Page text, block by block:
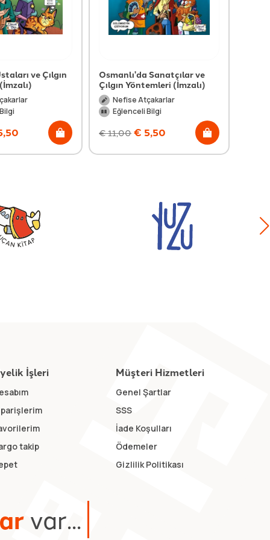
ve Çılgın
Osmanlı'da Sanatçılar ve
Çılgın Yöntemleri (İmzalı)
Nefise Atçakarlar
Eğlenceli Bilgi
€11,00 € 5,50
İşleri
takip
Müşteri Hizmetleri
Genel Şartlar
SSS
İade Koşulları
Ödemeler
Gizlilik Politikası
arvar...